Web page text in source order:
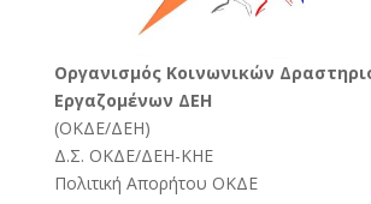
Oργανισμός Κοινωνικών
Εργαζομένων ΔΕΗ
(ΟΚΔΕ/ΔΕΗ)
Δ.Σ. ΟΚΔΕ/ΔΕΗ-ΚΗΕ
Πολιτική Απορήτου ΟΚΔΕ